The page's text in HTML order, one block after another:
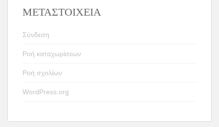
ΜΕΤΑΣΤΟΙΧΕΊΑ
Σύνδεση
Ροή καταχωρίσεων
Ροή σχολίων
WordPress.org